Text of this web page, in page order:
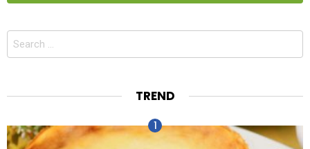
Search
TREND